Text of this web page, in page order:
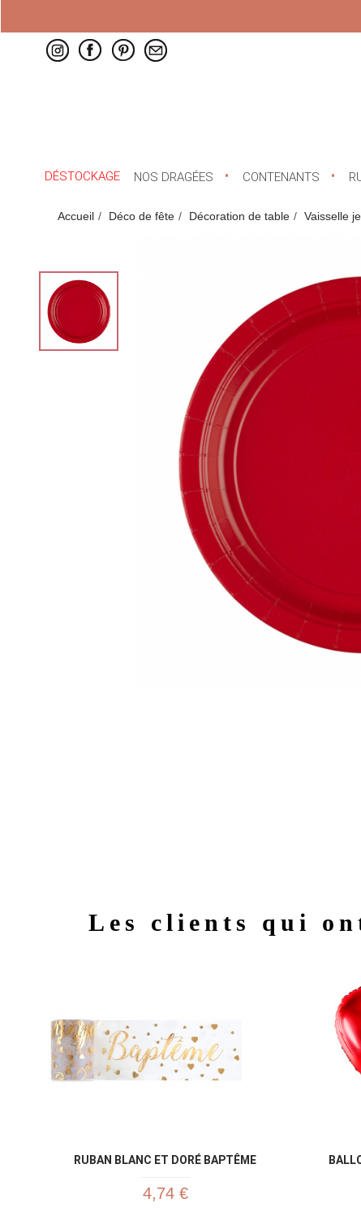
DÉSTOCKAGE NOS DRAGÉES CONTENANTS
Accueil Déco de fête Décoration de table Vaisselle
Les clients qui
RUBAN BLANC ET DORÉ BAPTÊME
4,74 €